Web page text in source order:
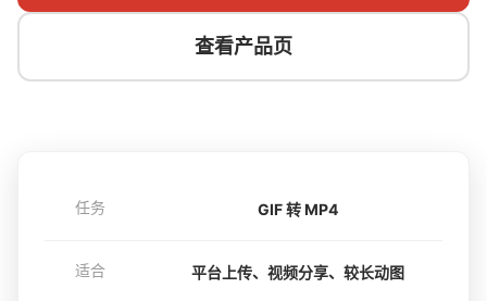
查看产品页
任务 GIF 转 MP4
适合 平台上传、视频分享、较长动图